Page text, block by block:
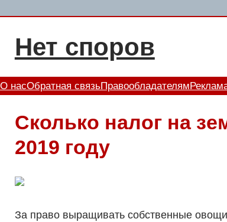
содержимому
Нет споров
О насОбратная связьПравообладателям
Сколько налог на
2019 году
За право выращивать собственные